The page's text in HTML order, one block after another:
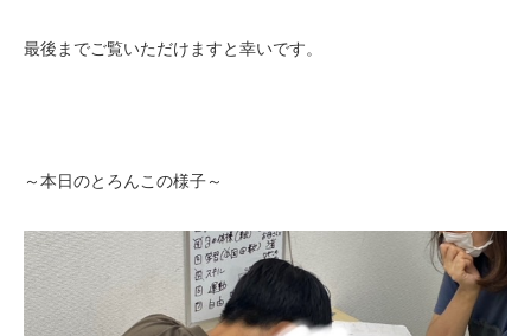
最後までご覧いただけますと幸いです。
～本日のとろんこの様子～